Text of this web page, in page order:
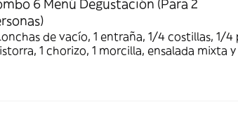
6 Menú Degustación (Para 2
de vacío, 1 entraña, 1/4 costillas, 1/4
1 chorizo, 1 morcilla, ensalada mixta